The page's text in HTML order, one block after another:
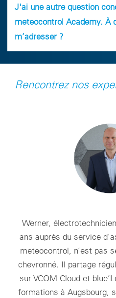
J'ai une autre question
meteocontrol Academy. À
m’adresser ?
Rencontrez nos
Werner,
ans auprès du service
meteocontrol, n’est pas
chevronné. Il partage
sur VCOM Cloud et
formations à Augsbourg,